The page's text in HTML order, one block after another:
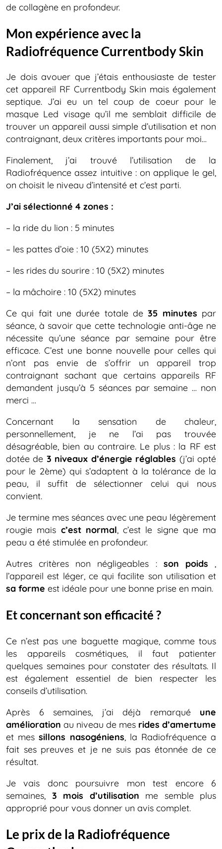
de collagène en profondeur.
Mon expérience avec la
Radiofréquence Currentbody Skin
Je dois avouer que j’étais enthousiaste de tester
cet appareil RF Currentbody Skin mais également
septique. J’ai eu un tel coup de coeur pour le
masque Led visage qu’il me semblait difficile de
trouver un appareil aussi simple d’utilisation et non
contraignant, deux critères importants pour moi…
Finalement, j’ai trouvé l’utilisation de la
Radiofréquence assez intuitive : on applique le gel,
on choisit le niveau d’intensité et c’est parti.
J’ai sélectionné 4 zones :
– la ride du lion : 5 minutes
– les pattes d’oie : 10 (5X2) minutes
– les rides du sourire : 10 (5X2) minutes
– la mâchoire : 10 (5X2) minutes
Ce qui fait une durée totale de35 minutes par
séance, à savoir que cette technologie anti-âge ne
nécessite qu’une séance par semaine pour être
efficace. C’est une bonne nouvelle pour celles qui
n’ont pas envie de s’offrir un appareil trop
contraignant sachant que certains appareils RF
demandent jusqu’à 5 séances par semaine … non
merci …
Concernant la sensation de chaleur,
personnellement, je ne l’ai pas trouvée
désagréable, bien au contraire. Le plus : la RF est
dotée de 3 niveaux d’énergie réglables (j’ai opté
pour le 2ème) qui s’adaptent à la tolérance de la
peau, il suffit de sélectionner celui qui nous
convient.
Je termine mes séances avec une peau légèrement
rougie mais c’est normal, c’est le signe que ma
peau a été stimulée en profondeur.
Autres critères non négligeables : son poids ,
l’appareil est léger, ce qui facilite son utilisation et
sa forme est idéale pour une bonne prise en main.
Et concernant son efficacité ?
Ce n’est pas une baguette magique, comme tous
les appareils cosmétiques, il faut patienter
quelques semaines pour constater des résultats. Il
est également essentiel de bien respecter les
conseils d’utilisation.
Après 6 semaines, j’ai déjà remarqué une
amélioration au niveau de mes rides d’amertume
et messillons nasogéniens, la Radiofréquence a
fait ses preuves et je ne suis pas étonnée de ce
résultat.
Je vais donc poursuivre mon test encore 6
semaines, 3 mois d’utilisation me semble plus
approprié pour vous donner un avis complet.
Le prix de la Radiofréquence